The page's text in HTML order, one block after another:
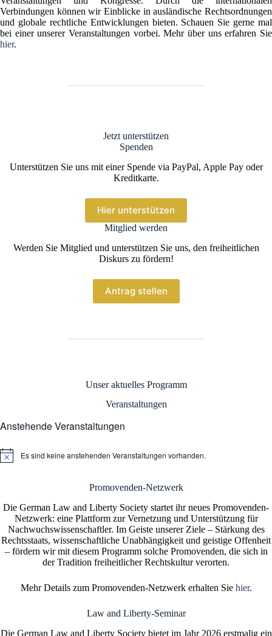
Verbindungen können wir Einblicke in ausländische Rechtsordnungen
und globale rechtliche Entwicklungen bieten. Schauen Sie gerne mal
bei einer unserer Veranstaltungen vorbei. Mehr über uns erfahren Sie
hier.
Jetzt unterstützen
Spenden
Unterstützen Sie uns mit einer Spende via PayPal, Apple Pay oder
Kreditkarte.
Hier unterstützen
Mitglied werden
Werden Sie Mitglied und unterstützen Sie uns, den freiheitlichen
Diskurs zu fördern!
Antrag stellen
Unser aktuelles Programm
Veranstaltungen
Anstehende Veranstaltungen
H
Es sind keine anstehenden Veranstaltungen vorhanden.
Promovenden-Netzwerk
Die German Law and Liberty Society startet ihr neues Promovenden-
Netzwerk: eine Plattform zur Vernetzung und Unterstützung für
Nachwuchswissenschaftler. Im Geiste unserer Ziele – Stärkung des
Rechtsstaats, wissenschaftliche Unabhängigkeit und geistige Offenheit
– fördern wir mit diesem Programm solche Promovenden, die sich in
der Tradition freiheitlicher Rechtskultur verorten.
Mehr Details zum Promovenden-Netzwerk erhalten Sie hier.
Law and Liberty-Seminar
Die German Law and Liberty Society bietet im Jahr 2026 erstmalig ein